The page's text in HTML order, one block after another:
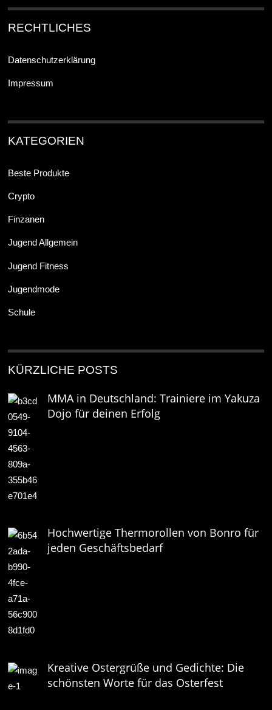
RECHTLICHES
Datenschutzerklärung
Impressum
KATEGORIEN
Beste Produkte
Crypto
Finzanen
Jugend Allgemein
Jugend Fitness
Jugendmode
Schule
KÜRZLICHE POSTS
MMA in Deutschland: Trainiere im Yakuza
Dojo für deinen Erfolg
Hochwertige Thermorollen von Bonro für
jeden Geschäftsbedarf
Kreative Ostergrüße und Gedichte: Die
schönsten Worte für das Osterfest